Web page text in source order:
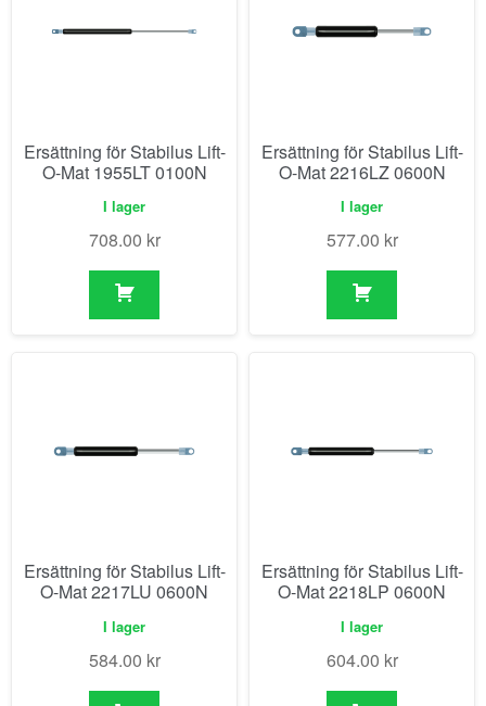
Ersättning för Stabilus Lift-
O-Mat 1955LT 0100N
I lager
708.00 kr
Ersättning för Stabilus Lift-
O-Mat 2216LZ 0600N
I lager
577.00 kr
Ersättning för Stabilus Lift-
O-Mat 2217LU 0600N
I lager
584.00 kr
Ersättning för Stabilus Lift-
O-Mat 2218LP 0600N
I lager
604.00 kr